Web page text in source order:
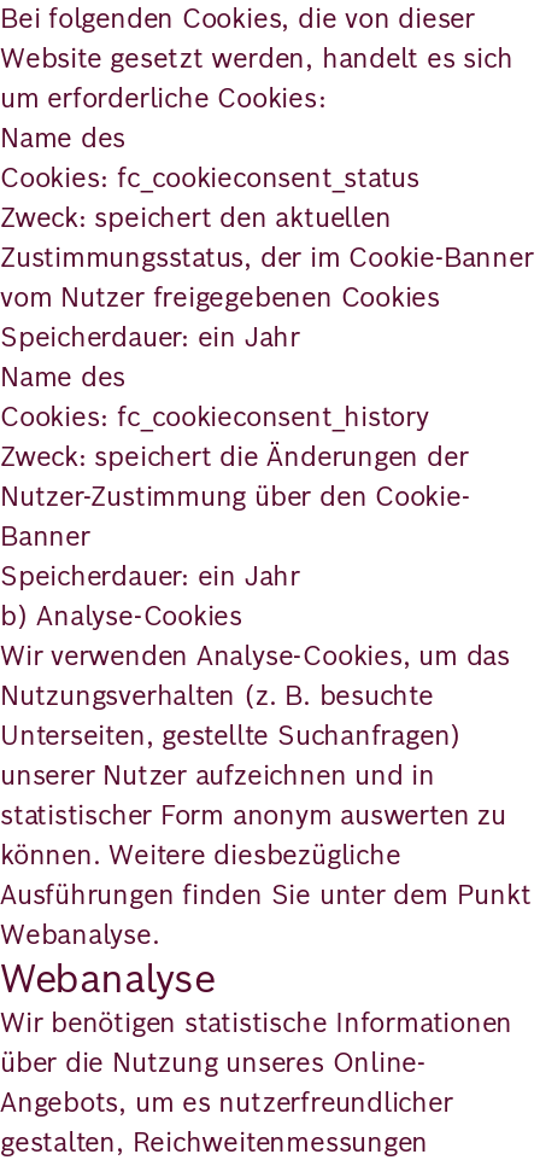
Bei folgenden Cookies, die von dieser
Website gesetzt werden, handelt es sich
um erforderliche Cookies:
Name des
Cookies: fc_cookieconsent_status
Zweck: speichert den aktuellen
Zustimmungsstatus, der im Cookie-Banner
vom Nutzer freigegebenen Cookies
Speicherdauer: ein Jahr
Name des
Cookies: fc_cookieconsent_history
Zweck: speichert die Änderungen der
Nutzer-Zustimmung über den Cookie-
Banner
Speicherdauer: ein Jahr
b) Analyse-Cookies
Wir verwenden Analyse-Cookies, um das
Nutzungsverhalten (z. B. besuchte
Unterseiten, gestellte Suchanfragen)
unserer Nutzer aufzeichnen und in
statistischer Form anonym auswerten zu
können. Weitere diesbezügliche
Ausführungen finden Sie unter dem Punkt
Webanalyse.
Webanalyse
Wir benötigen statistische Informationen
über die Nutzung unseres Online-
Angebots, um es nutzerfreundlicher
gestalten, Reichweitenmessungen